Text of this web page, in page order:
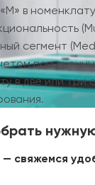
в
сегмент
в две или три
свяжемся